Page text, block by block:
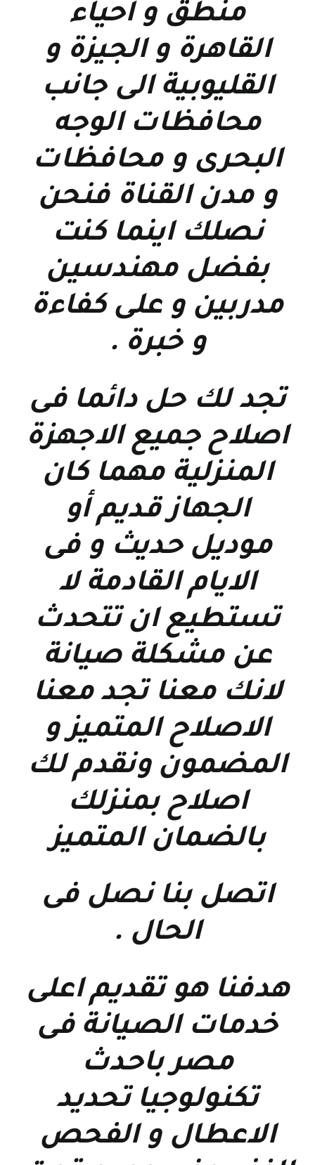
منطق و احياء
القاهرة و الجيزة و
القليوبية الى جانب
محافظات الوجه
البحرى و محافظات
و مدن القناة فنحن
نصلك اينما كنت
بفضل مهندسين
مدربين و على كفاءة
و خبرة .
تجد لك حل دائما فى
اصلاح جميع الاجهزة
المنزلية مهما كان
الجهاز قديم أو
موديل حديث و فى
الايام القادمة لا
تستطيع ان تتحدث
عن مشكلة صيانة
لانك معنا تجد معنا
الاصلاح المتميز و
المضمون ونقدم لك
اصلاح بمنزلك
بالضمان المتميز
اتصل بنا نصل فى
الحال .
هدفنا هو تقديم اعلى
خدمات الصيانة فى
مصر باحدث
تكنولوجيا تحديد
الاعطال و الفحص